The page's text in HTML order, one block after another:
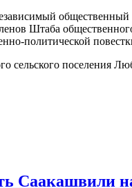
Штаба
политической
поселения
Саакашвили